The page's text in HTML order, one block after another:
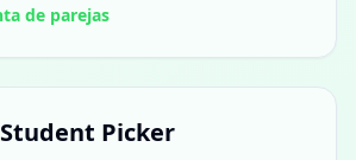
de parejas
Picker